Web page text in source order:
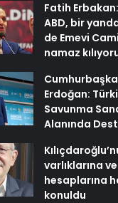
Fatih
ABD, bir
de Emevi
namaz
Erdoğan:
Savunma
Alanında
varlıklarına
hesaplarına
konuldu